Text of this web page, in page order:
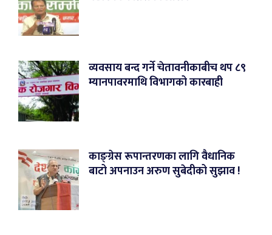
व्यवसाय बन्द गर्ने चेतावनीकाबीच थप ८९
म्यानपावरमाथि विभागको कारबाही
काङ्ग्रेस रूपान्तरणका लागि वैधानिक
बाटो अपनाउन अरुण सुबेदीको सुझाव !